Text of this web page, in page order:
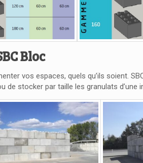
Bloc
vos espaces, quels qu’ils soient.
de stocker par taille les granulats d’une